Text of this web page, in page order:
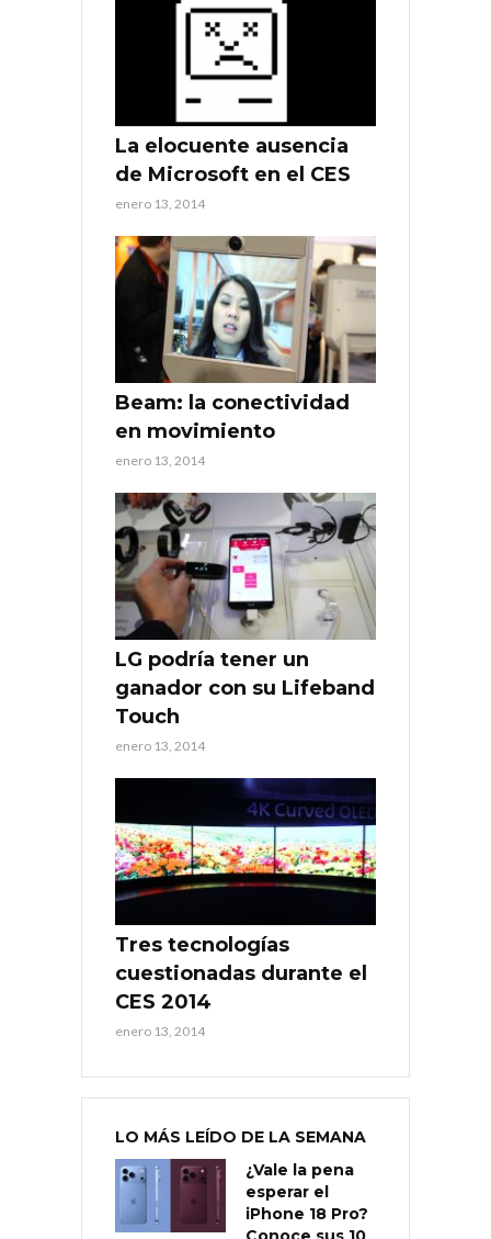
La elocuente ausencia
de Microsoft en el CES
enero 13, 2014
Beam: la conectividad
en movimiento
enero 13, 2014
LG podría tener un
ganador con su Lifeband
Touch
enero 13, 2014
Tres tecnologías
cuestionadas durante el
CES 2014
enero 13, 2014
LO MÁS LEÍDO DE LA SEMANA
¿Vale la pena
esperar el
iPhone 18 Pro?